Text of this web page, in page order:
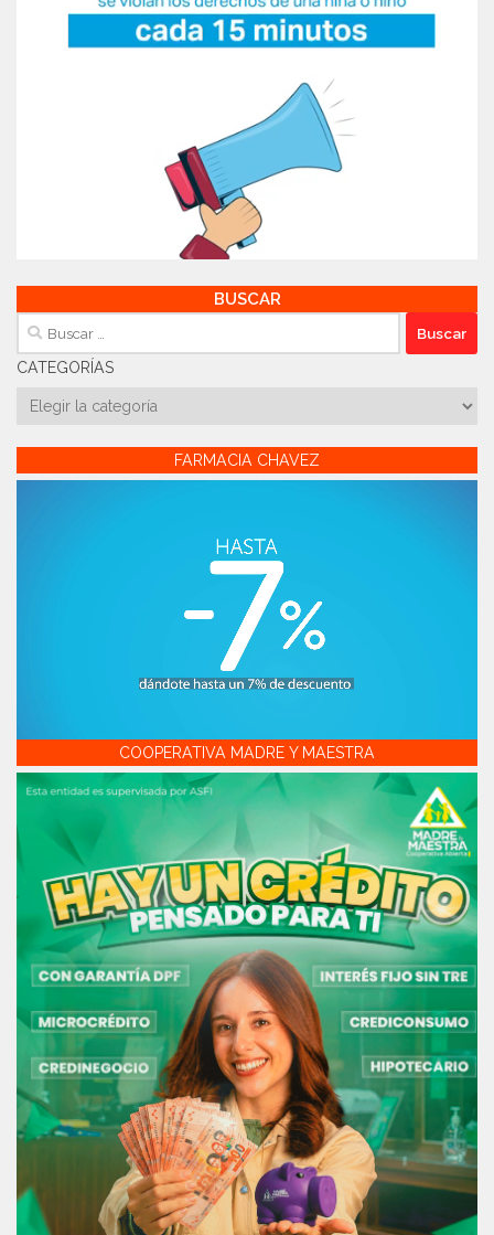
BUSCAR
Buscar:
CATEGORÍAS
Categorías
FARMACIA CHAVEZ
COOPERATIVA MADRE Y MAESTRA